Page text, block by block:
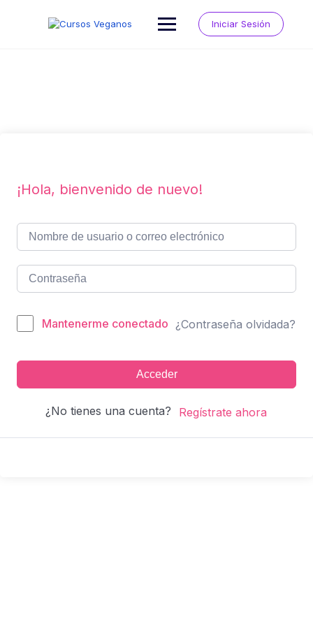
Iniciar Sesión
¡Hola, bienvenido de nuevo!
Mantenerme conectado ¿Contraseña olvidada?
Acceder
¿No tienes una cuenta? Regístrate ahora